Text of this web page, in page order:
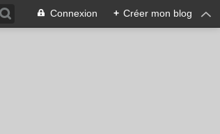
Connexion + Créer mon blog